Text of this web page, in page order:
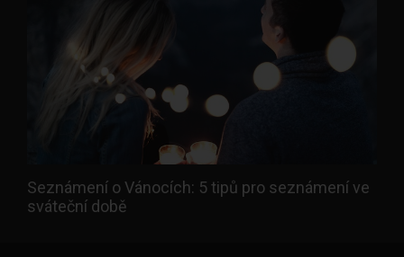
Seznámení o Vánocích: 5 tipů pro seznámení ve
sváteční době